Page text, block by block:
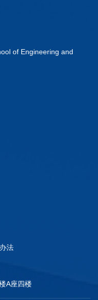
of Engineering and
法
A座四楼